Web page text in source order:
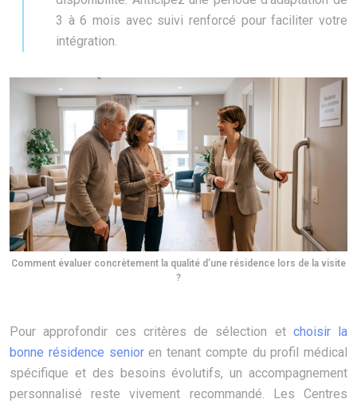
3 à 6 mois avec suivi renforcé pour faciliter votre
intégration.
Comment évaluer concrètement la qualité d’une résidence lors de la visite
?
Pour approfondir ces critères de sélection et choisir la
bonne résidence senioren tenant compte du profil médical
spécifique et des besoins évolutifs, un accompagnement
personnalisé reste vivement recommandé. Les Centres